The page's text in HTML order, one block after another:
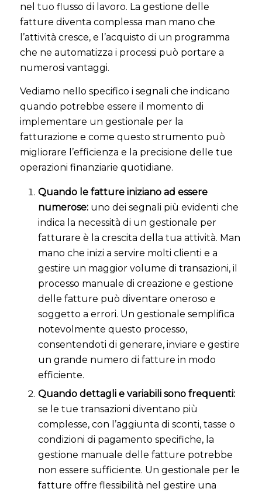
nel tuo flusso di lavoro. La gestione delle
fatture diventa complessa man mano che
l’attività cresce, e l’acquisto di un programma
che ne automatizza i processi può portare a
numerosi vantaggi.
Vediamo nello specifico i segnali che indicano
quando potrebbe essere il momento di
implementare un gestionale per la
fatturazione e come questo strumento può
migliorare l’efficienza e la precisione delle tue
operazioni finanziarie quotidiane.
Quando le fatture iniziano ad essere
numerose: uno dei segnali più evidenti che
indica la necessità di un gestionale per
fatturare è la crescita della tua attività. Man
mano che inizi a servire molti clienti e a
gestire un maggior volume di transazioni, il
processo manuale di creazione e gestione
delle fatture può diventare oneroso e
soggetto a errori. Un gestionale semplifica
notevolmente questo processo,
consentendoti di generare, inviare e gestire
un grande numero di fatture in modo
efficiente.
Quando dettagli e variabili sono frequenti:
se le tue transazioni diventano più
complesse, con l’aggiunta di sconti, tasse o
condizioni di pagamento specifiche, la
gestione manuale delle fatture potrebbe
non essere sufficiente. Un gestionale per le
fatture offre flessibilità nel gestire una